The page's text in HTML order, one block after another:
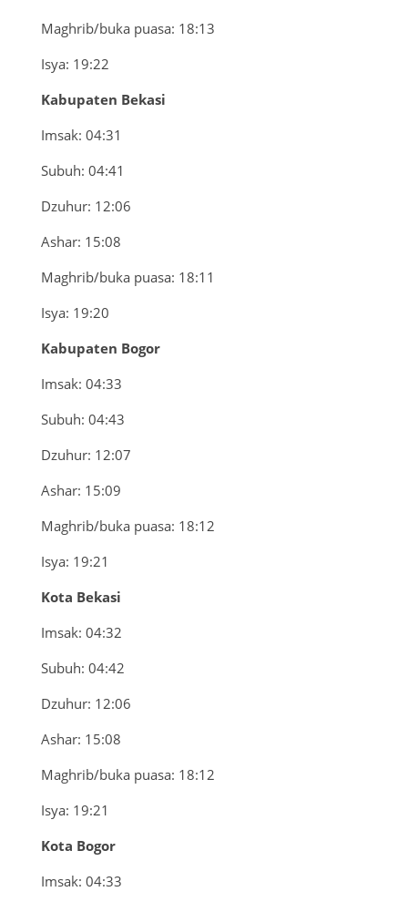
Maghrib/buka puasa: 18:13
Isya: 19:22
Kabupaten Bekasi
Imsak: 04:31
Subuh: 04:41
Dzuhur: 12:06
Ashar: 15:08
Maghrib/buka puasa: 18:11
Isya: 19:20
Kabupaten Bogor
Imsak: 04:33
Subuh: 04:43
Dzuhur: 12:07
Ashar: 15:09
Maghrib/buka puasa: 18:12
Isya: 19:21
Kota Bekasi
Imsak: 04:32
Subuh: 04:42
Dzuhur: 12:06
Ashar: 15:08
Maghrib/buka puasa: 18:12
Isya: 19:21
Kota Bogor
Imsak: 04:33